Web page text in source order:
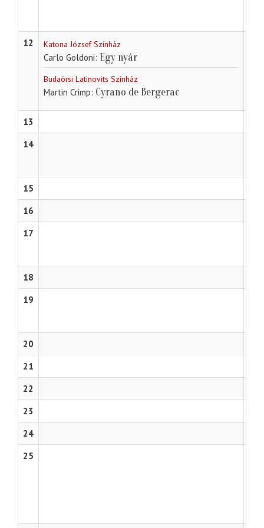
12 Katona József Színház
Carlo Goldoni Egy nyár
Budaörsi Latinovits Színház
Martin Crimp Cyrano de Bergerac
13
14
15
16
17
18
19
20
21
22
23
24
25